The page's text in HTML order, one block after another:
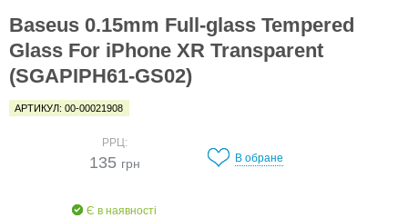
Baseus 0.15mm Full-glass Tempered
Glass For iPhone XR Transparent
(SGAPIPH61-GS02)
АРТИКУЛ: 00-00021908
РРЦ:
135 грн
Є в наявності
В обране